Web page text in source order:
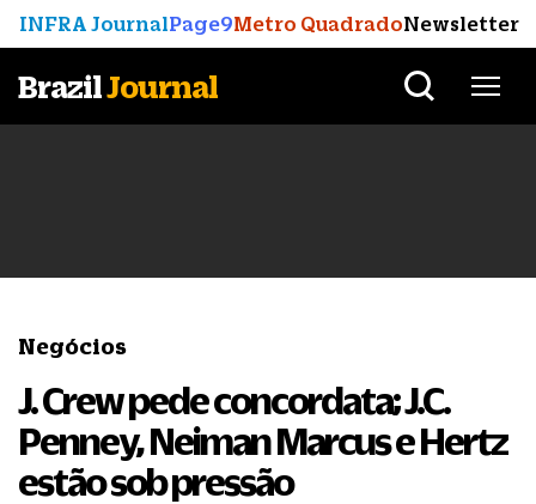
INFRA JournalPage9Metro QuadradoNewsletter
BrazilJournal
Negócios
J. Crew pede concordata; J.C.
Penney, Neiman Marcus e Hertz
estão sob pressão